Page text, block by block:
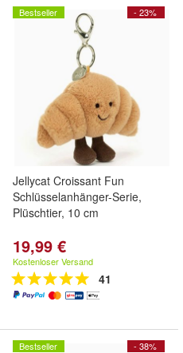
- 23%
Bestseller
Jellycat Croissant Fun
Schlüsselanhänger-Serie,
Plüschtier, 10 cm
19,99 €
Kostenloser Versand
41
- 38%
Bestseller